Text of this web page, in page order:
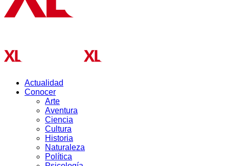
Actualidad
Conocer
Arte
Aventura
Ciencia
Cultura
Historia
Naturaleza
Política